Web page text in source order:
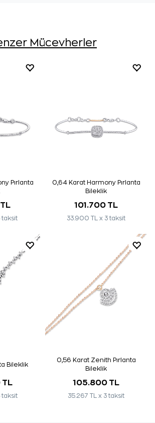
Mücevherler
Pırlanta
taksit
0,64 Karat Harmony Pırlanta
Bileklik
101.700 TL
33.900 TL x 3 taksit
Bileklik
TL
taksit
0,56 Karat Zenith Pırlanta
Bileklik
105.800 TL
35.267 TL x 3 taksit